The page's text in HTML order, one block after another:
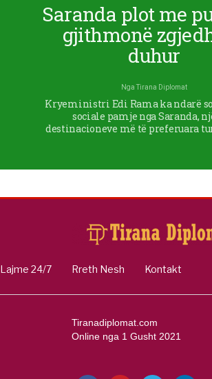
Saranda plot me
gjithmonë
duhur
NgaTirana Diplomat
Kryeministri Edi Rama ka ndarë
sociale pamje nga Saranda,
destinacioneve më të preferuara
Lajme 24/7 Rreth Nesh Kontakt
Tiranadiplomat.com
Online nga 1 Gusht 2021